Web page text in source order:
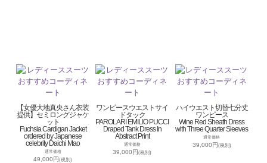
【女優大地真央さん衣装
提供】セミロングジャケ
ット
Fuchsia Cardigan Jacket
ordered by Japanese
celebrity Daichi Mao
通常価格
49,000円(税別)
ワンピースウエストサイ
ドタック
PAROLARI EMILIO PUCCI
Draped Tank Dress In
Abstract Print
通常価格
39,000円(税別)
ハイウエスト切替七分丈
ワンピース
Wine Red Sheath Dress
with Three Quarter Sleeves
通常価格
39,000円(税別)